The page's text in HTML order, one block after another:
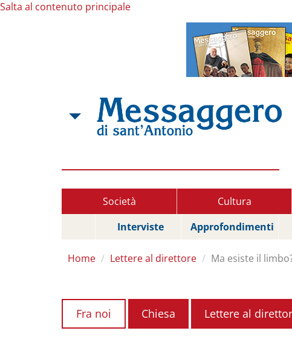
Salta al contenuto principale
Società Cultura
Interviste
Approfondimenti
Home Lettere al direttore Ma esiste il
Fra noi Chiesa Lettere al